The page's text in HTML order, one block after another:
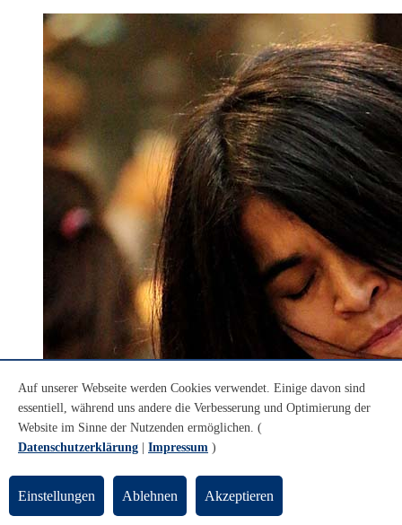
Auf unserer Webseite werden Cookies verwendet. Einige davon sind
essentiell, während uns andere die Verbesserung und Optimierung der
Website im Sinne der Nutzenden ermöglichen. (
Datenschutzerklärung
Impressum )
Einstellungen Ablehnen Akzeptieren